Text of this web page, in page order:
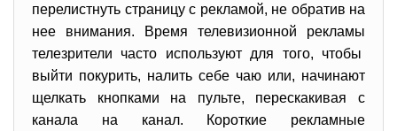
перелистнуть страницу с рекламой, не обратив на
нее внимания. Время телевизионной рекламы
телезрители часто используют для того, чтобы
выйти покурить, налить себе чаю или, начинают
щелкать кнопками на пульте, перескакивая с
канала на канал. Короткие рекламные